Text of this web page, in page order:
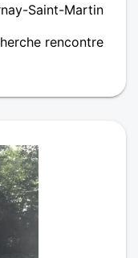
Saint-Martin
rencontre
à deux